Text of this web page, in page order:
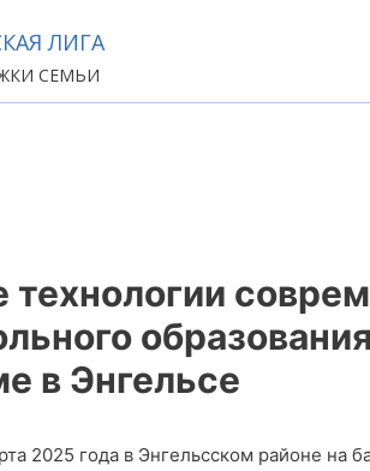
ЛИГА
СЕМЬИ
в Энгельсе
2025 года в Энгельсском районе на